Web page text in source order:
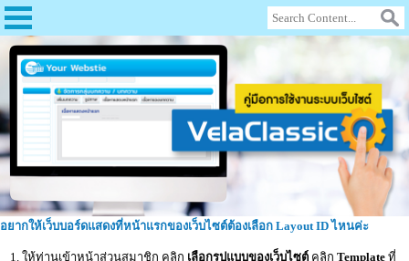
อยากให้เว็บบอร์ดแสดงที่หน้าแรกของเว็บไซต์ต้องเลือก Layout ID ไหนค่ะ
1. ให้ท่านเข้าหน้าส่วนสมาชิก คลิก เลือกรูปแบบของเว็บไซต์ คลิกTemplate ที่